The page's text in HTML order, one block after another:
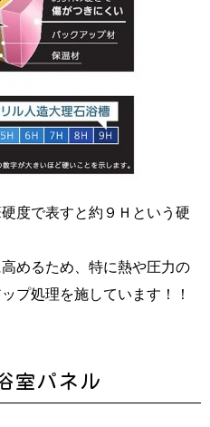
度で表すと約９Ｈという硬
めるため、特に熱や圧力の
プ処理を施しています！！
室パネル